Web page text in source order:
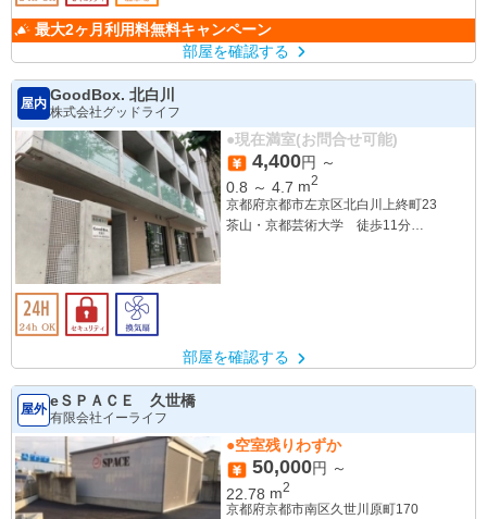
最大2ヶ月利用料無料キャンペーン
部屋を確認する
屋内
GoodBox. 北白川
株式会社グッドライフ
●現在満室(お問合せ可能)
4,400円 ～
0.8 ～ 4.7 m2
京都府京都市左京区北白川上終町23
茶山・京都芸術大学 徒歩11分
部屋を確認する
屋外 eＳＰＡＣＥ 久世橋
有限会社イーライフ
●空室残りわずか
50,000円 ～
22.78 m2
京都府京都市南区久世川原町170